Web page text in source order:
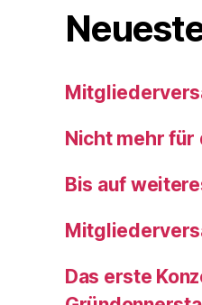
Nicht mehr für
Bis auf
Das erste